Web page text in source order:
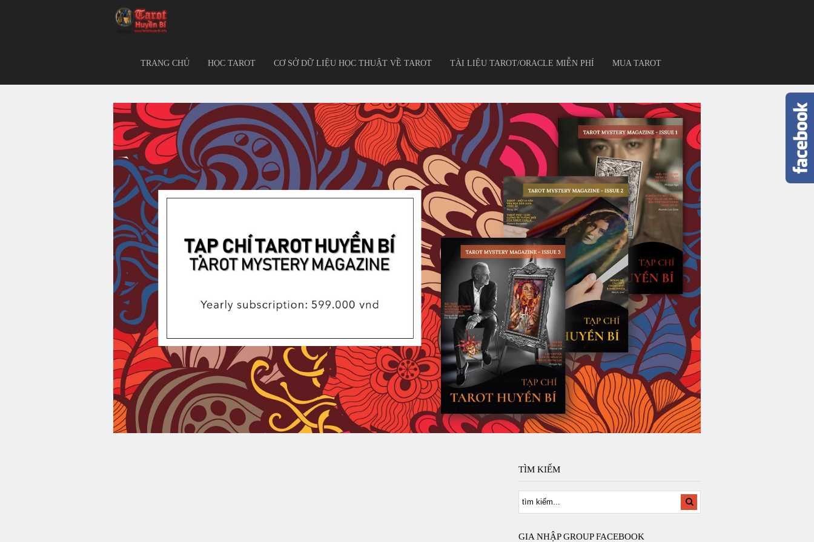
TRANG CHỦ HỌC TAROT CƠ SỞ DỮ LIỆU HỌC THUẬT VỀ TAROT TÀI LIỆU TAROT/ORACLE MIỄN PHÍ MUA TAROT
TÌM KIẾM
GIA NHẬP GROUP FACEBOOK